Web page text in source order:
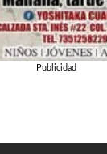
Publicidad